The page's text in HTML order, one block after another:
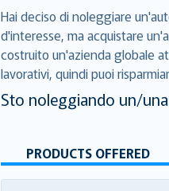
Hai deciso di noleggiare
d'interesse, ma acquistare
costruito un'azienda globale
lavorativi, quindi puoi
Sto noleggiando un/
PRODUCTS OFFERED